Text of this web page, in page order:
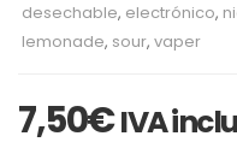
desechable, electrónico,
lemonade, sour, vaper
7,50€IVA